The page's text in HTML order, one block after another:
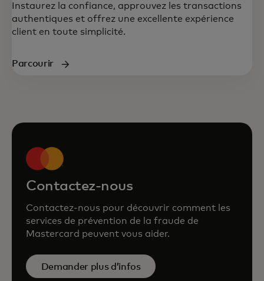
Instaurez la confiance, approuvez les transactions
authentiques et offrez une excellente expérience
client en toute simplicité.
Parcourir
Contactez-nous
Contactez-nous pour découvrir comment les
services de prévention de la fraude de
Mastercard peuvent vous aider.
Demander plus d’infos